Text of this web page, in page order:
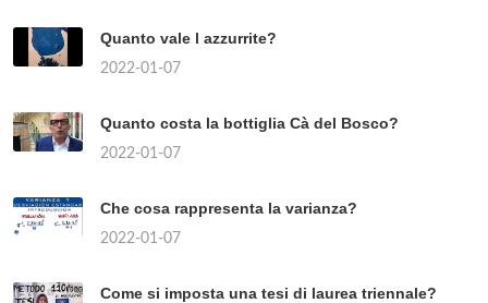
Quanto vale l azzurrite?
2022-01-07
Quanto costa la bottiglia Cà del Bosco?
2022-01-07
Che cosa rappresenta la varianza?
2022-01-07
Come si imposta una tesi di laurea triennale?